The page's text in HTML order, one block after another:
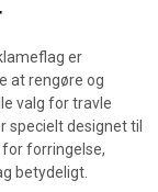
er
at rengøre og
valg for travle
specielt designet til
forringelse,
betydeligt.